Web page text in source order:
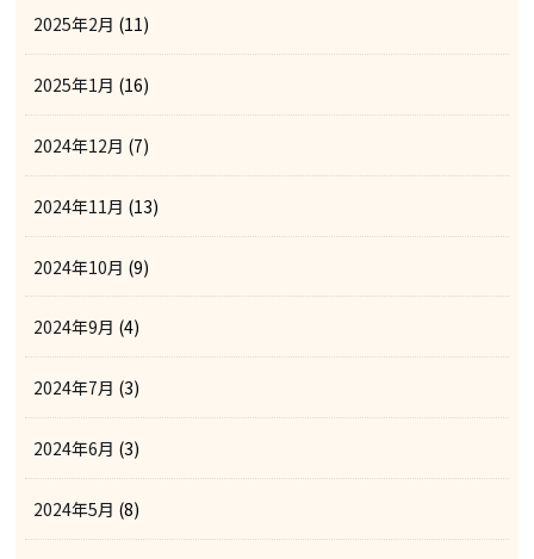
2025年2月 (11)
2025年1月 (16)
2024年12月 (7)
2024年11月 (13)
2024年10月 (9)
2024年9月 (4)
2024年7月 (3)
2024年6月 (3)
2024年5月 (8)